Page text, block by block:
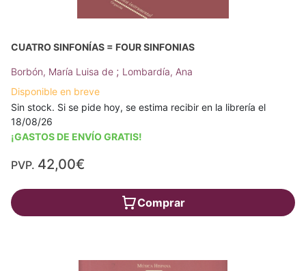
CUATRO SINFONÍAS = FOUR SINFONIAS
Borbón, María Luisa de ; Lombardía, Ana
Disponible en breve
Sin stock. Si se pide hoy, se estima recibir en la librería el
18/08/26
¡GASTOS DE ENVÍO GRATIS!
PVP. 42,00€
Comprar